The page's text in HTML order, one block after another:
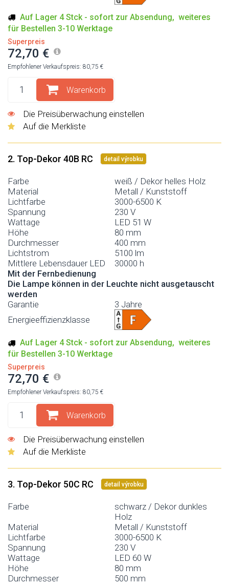
Auf Lager 4 Stck - sofort zur Absendung, weiteres
für Bestellen 3-10 Werktage
Superpreis
72,70 €
Empfohlener Verkaufspreis: 80,75 €
Warenkorb
Die Preisüberwachung einstellen
Auf die Merkliste
2. Top-Dekor 40B RC detail výrobku
Farbe
weiß / Dekor helles Holz
Material
Metall / Kunststoff
Lichtfarbe
3000-6500 K
Spannung
230 V
Wattage
LED 51 W
Höhe
80 mm
Durchmesser
400 mm
Lichtstrom
5100 lm
Mittlere Lebensdauer LED
30000 h
Mit der Fernbedienung
Die Lampe können in der Leuchte nicht ausgetauscht
werden
Garantie
3 Jahre
Energieeffizienzklasse
Auf Lager 4 Stck - sofort zur Absendung, weiteres
für Bestellen 3-10 Werktage
Superpreis
72,70 €
Empfohlener Verkaufspreis: 80,75 €
Warenkorb
Die Preisüberwachung einstellen
Auf die Merkliste
3. Top-Dekor 50C RC detail výrobku
Farbe
schwarz / Dekor dunkles
Holz
Material
Metall / Kunststoff
Lichtfarbe
3000-6500 K
Spannung
230 V
Wattage
LED 60 W
Höhe
80 mm
Durchmesser
500 mm